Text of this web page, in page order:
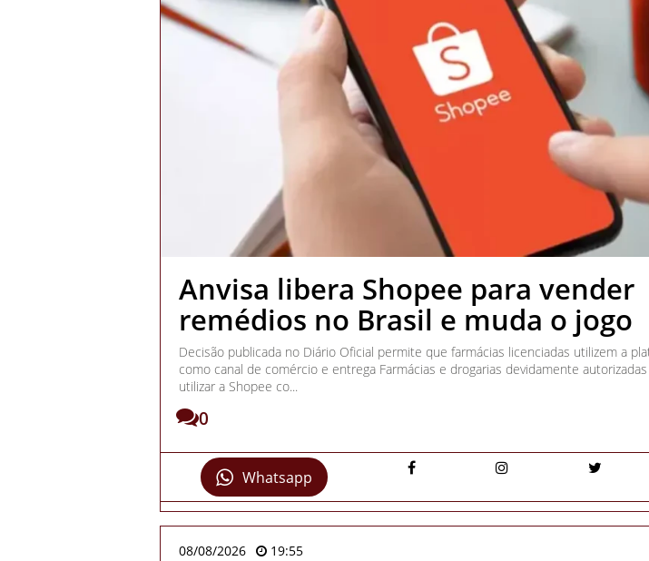
Anvisa libera Shopee para vender
remédios no Brasil e muda o jogo
Decisão publicada no Diário Oficial permite que farmácias licenciadas utilizem a
como canal de comércio e entrega Farmácias e drogarias devidamente
utilizar a Shopee co...
0
Whatsapp
08/08/2026 19:55